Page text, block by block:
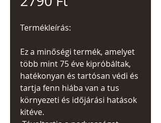
Termékleírás:
Ez a minőségi termék, amelyet
több mint 75 éve kipróbáltak,
hatékonyan és tartósan védi és
tartja fenn hiába van a tus
környezeti és időjárási hatások
kitéve.